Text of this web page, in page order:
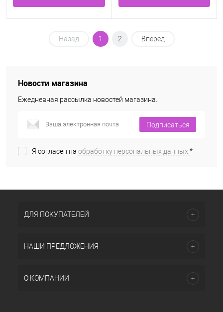
Назад 1 2 Вперед
Новости магазина
Ежедневная рассылка новостей магазина.
Подписаться
Я согласен на обработку персональных данных.*
ДЛЯ ПОКУПАТЕЛЕЙ
НАШИ ПРЕДЛОЖЕНИЯ
О КОМПАНИИ